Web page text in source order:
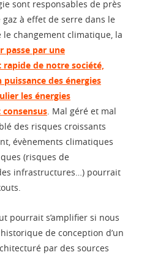
sont responsables de près
à effet de serre dans le
changement climatique, la
passe par une
de notre société,
des énergies
les énergies
. Mal géré et mal
des risques croissants
évènements climatiques
(risques de
infrastructures…) pourrait
pourrait s’amplifier si nous
de conception d’un
par des sources